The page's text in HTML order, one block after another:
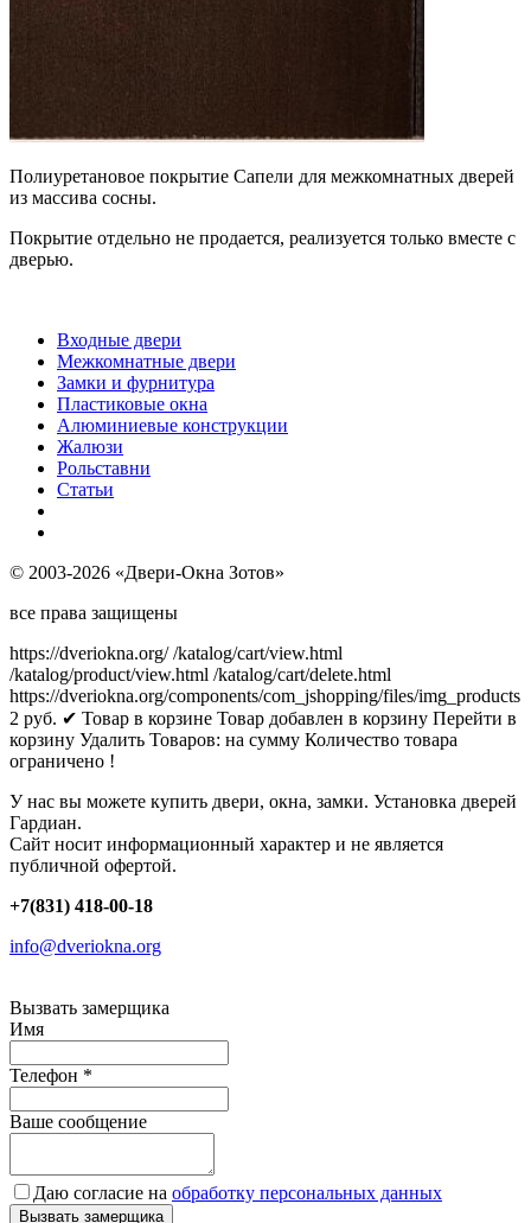
Полиуретановое покрытие Сапели для межкомнатных дверей
из массива сосны.
Покрытие отдельно не продается, реализуется только вместе с
дверью.
Входные двери
Межкомнатные двери
Замки и фурнитура
Пластиковые окна
Алюминиевые конструкции
Жалюзи
Рольставни
Статьи
© 2003-2026 «Двери-Окна Зотов»
все права защищены
https://dveriokna.org/ /katalog/cart/view.html
/katalog/product/view.html /katalog/cart/delete.html
https://dveriokna.org/components/com_jshopping/files/img_products
2 руб. ✔ Товар в корзине Товар добавлен в корзину Перейти в
корзину Удалить Товаров: на сумму Количество товара
ограничено !
У нас вы можете купить двери, окна, замки. Установка дверей
Гардиан.
Сайт носит информационный характер и не является
публичной офертой.
+7(831) 418-00-18
info@dveriokna.org
Вызвать замерщика
Имя
Телефон *
Ваше сообщение
Даю согласие на обработку персональных данных
Вызвать замерщика